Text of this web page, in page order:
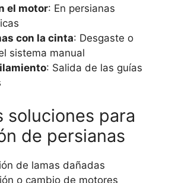
el motor: En persianas
con la cinta: Desgaste o
sistema manual
: Salida de las guías
soluciones para
de persianas
de lamas dañadas
o cambio de motores